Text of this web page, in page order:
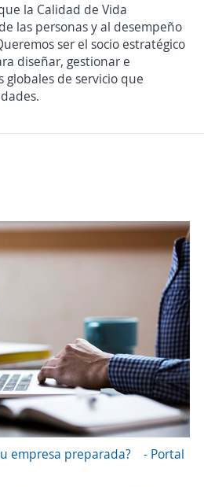
la Calidad de Vida
las personas y al desempeño
ser el socio estratégico
diseñar, gestionar e
de servicio que
empresa preparada? - Portal